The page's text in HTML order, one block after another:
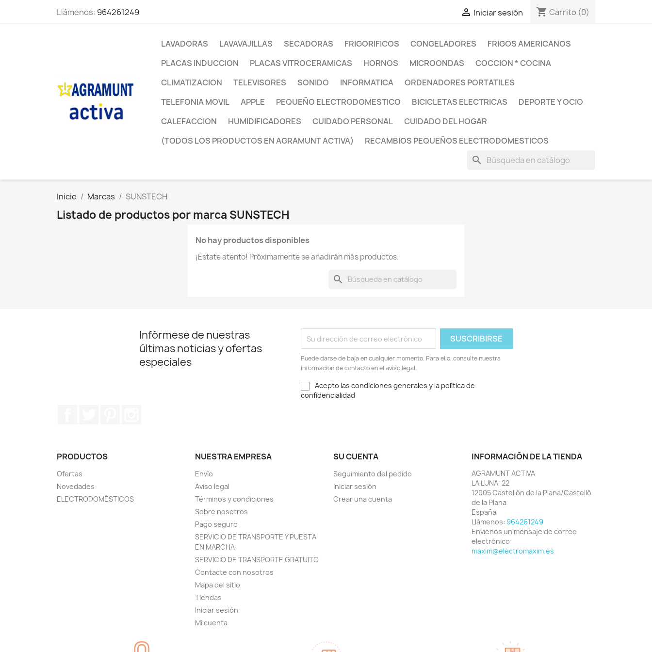
Llámenos: 964261249  Iniciar sesión shopping_cart Carrito (0)
LAVADORAS LAVAVAJILLAS SECADORAS FRIGORIFICOS CONGELADORES
FRIGOS AMERICANOS
PLACAS INDUCCION
PLACAS VITROCERAMICAS HORNOS MICROONDAS
COCCION * COCINA
CLIMATIZACION
TELEVISORES SONIDO INFORMATICA
ORDENADORES PORTATILES
TELEFONIA MOVIL
APPLE PEQUEÑO ELECTRODOMESTICO BICICLETAS ELECTRICAS
DEPORTE Y OCIO
CALEFACCION
HUMIDIFICADORES CUIDADO PERSONAL
CUIDADO DEL HOGAR
(TODOS LOS PRODUCTOS EN AGRAMUNT ACTIVA)
RECAMBIOS PEQUEÑOS ELECTRODOMESTICOS
search
Inicio Marcas SUNSTECH
Listado de productos por marca SUNSTECH
No hay productos disponibles
¡Estate atento! Próximamente se añadirán más productos.
search
Infórmese de nuestras
últimas noticias y ofertas
especiales
Puede darse de baja en cualquier momento. Para ello, consulte nuestra
información de contacto en el aviso legal.
Acepto las condiciones generales y la política de
confidencialidad
PRODUCTOS
Ofertas
Novedades
ELECTRODOMÉSTICOS
NUESTRA EMPRESA
Envío
Aviso legal
Términos y condiciones
Sobre nosotros
Pago seguro
SERVICIO DE TRANSPORTE Y PUESTA
EN MARCHA
SERVICIO DE TRANSPORTE GRATUITO
Contacte con nosotros
Mapa del sitio
Tiendas
Iniciar sesión
Mi cuenta
SU CUENTA
Seguimiento del pedido
Iniciar sesión
Crear una cuenta
INFORMACIÓN DE LA TIENDA
AGRAMUNT ACTIVA
LA LUNA, 22
12005 Castellón de la Plana/Castelló
de la Plana
España
Llámenos: 964261249
Envíenos un mensaje de correo
electrónico:
maxim@electromaxim.es